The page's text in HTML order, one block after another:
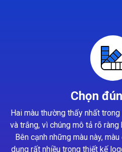
Chọn
Hai màu thường thấy nhất
và trắng, vì chúng mô tả rõ
Bên cạnh những màu này,
dụng rất nhiều trong thiết kế